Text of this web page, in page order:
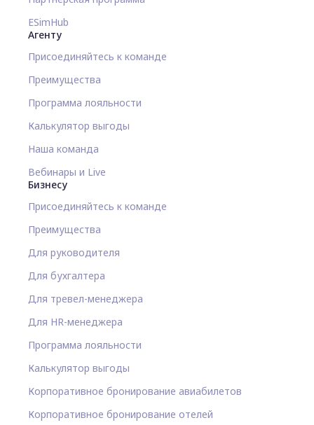
ESimHub
Агенту
Присоединяйтесь к команде
Преимущества
Программа лояльности
Калькулятор выгоды
Наша команда
Вебинары и Live
Бизнесу
Присоединяйтесь к команде
Преимущества
Для руководителя
Для бухгалтера
Для тревел-менеджера
Для HR-менеджера
Программа лояльности
Калькулятор выгоды
Корпоративное бронирование авиабилетов
Корпоративное бронирование отелей